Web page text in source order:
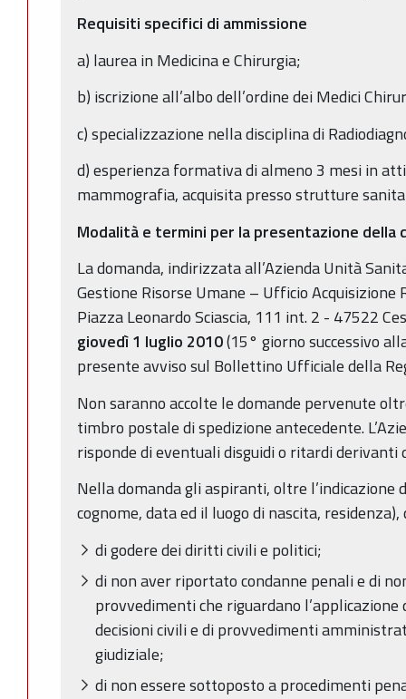
Requisiti specifici di ammissione
a) laurea in Medicina e Chirurgia;
b) iscrizione all’albo dell’ordine dei Medici
c) specializzazione nella disciplina di
d) esperienza formativa di almeno 3 mesi in
mammografia, acquisita presso strutture
Modalità e termini per la presentazione della
La domanda, indirizzata all’Azienda Unità
Gestione Risorse Umane – Ufficio Acquisizione
Piazza Leonardo Sciascia, 111 int. 2 - 47522
giovedì 1 luglio 2010(15° giorno successivo
presente avviso sul Bollettino Ufficiale della
Non saranno accolte le domande pervenute
timbro postale di spedizione antecedente.
risponde di eventuali disguidi o ritardi derivanti
Nella domanda gli aspiranti, oltre
cognome, data ed il luogo di nascita,
di godere dei diritti civili e politici;
di non aver riportato condanne penali e di
provvedimenti che riguardano
decisioni civili e di provvedimenti
giudiziale;
di non essere sottoposto a procedimenti